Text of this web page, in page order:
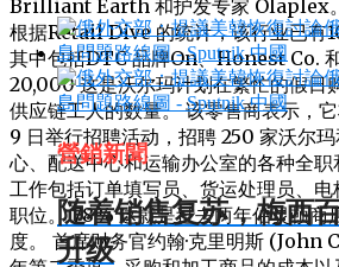
Brilliant Earth 和护发专家 Olaplex。
根据Retail Dive 的统计，该行业已有
其中包括DTC 品牌On、Honest Co.
20,000 这是沃尔玛计划在繁忙的假日
供应链工人的数量。 该零售商表示，
9 日举行招聘活动，招聘 250 家沃尔
心、配送中心和运输办公室的各种全
工作包括订单填写员、货运处理员、
职位。 78% 这就是过去两年伯灵顿商
度。 首席财务官约翰·克里明斯
營銷新聞
随着销售复苏，梅西
升级